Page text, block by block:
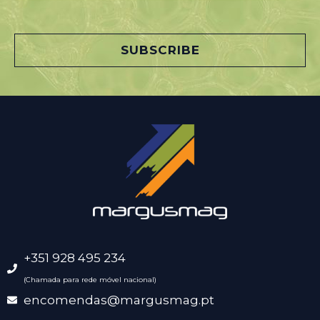
*
SUBSCRIBE
+351 928 495 234
(Chamada para rede móvel nacional)
encomendas@margusmag.pt